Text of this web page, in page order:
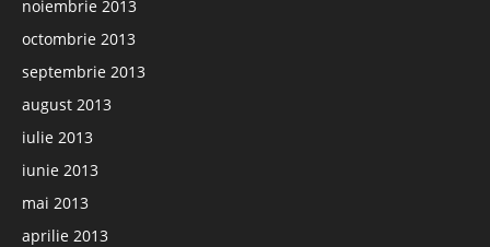
noiembrie 2013
octombrie 2013
septembrie 2013
august 2013
iulie 2013
iunie 2013
mai 2013
aprilie 2013